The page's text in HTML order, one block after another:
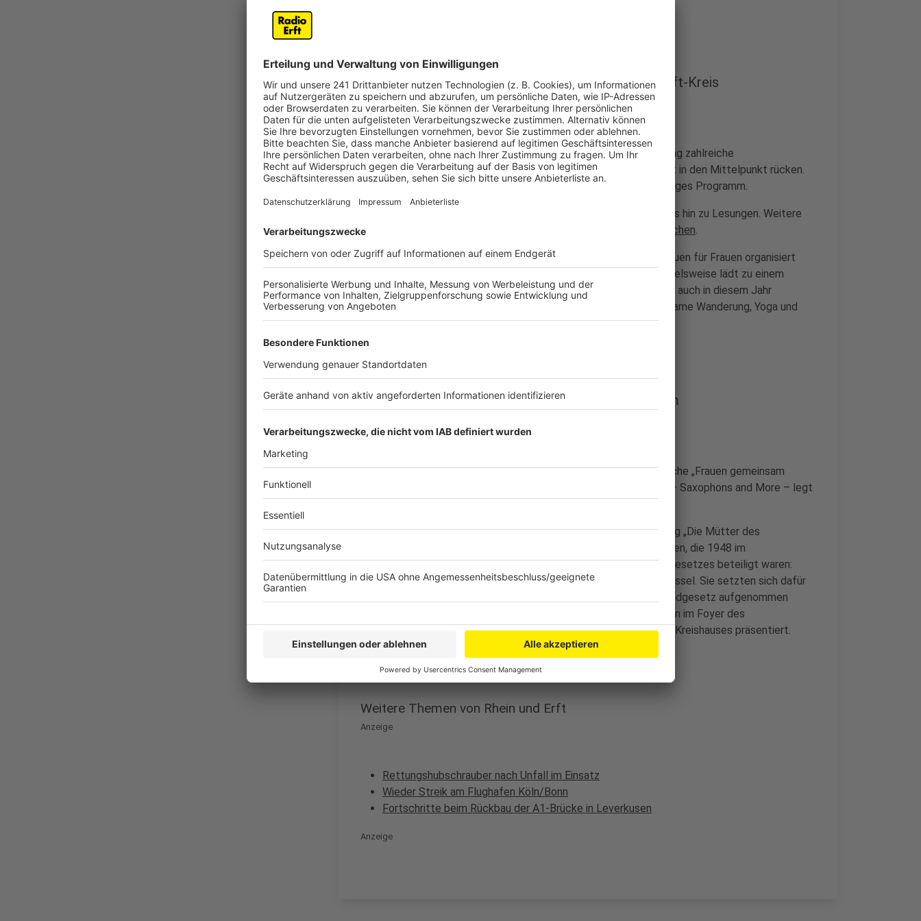
Aktionen zur Geschlechtergerechtigkeit im Rhein-Erft-Kreis
Anzeige
Im Rhein-Erft-Kreis finden rund um den Weltfrauentag am Samstag zahlreiche
Veranstaltungen statt, die das Thema Geschlechtergerechtigkeit in den Mittelpunkt rücken.
In Frechen und Brühl gibt es in den kommenden Tagen ein vielfältiges Programm.
In Frechen reicht das Angebot von einem Demokratiefrühstück bis hin zu Lesungen. Weitere
Infos zu den Veranstaltungen gibt es auf der
Seite der Stadt Frechen.
Auch in Brühl sind zahlreiche Veranstaltungen geplant, die von Frauen für Frauen organisiert
werden. Sabrina Degen vom Friseursalon Wolkenlos in Brühl beispielsweise lädt zu einem
Gesprächsabend ein. Ihr ist wichtig, dass die Brühler Frauenwoche auch in diesem Jahr
stattfindet. Zum Programm in Brühl gehören zudem eine gemeinsame Wanderung, Yoga und
eine Schreibwerkstatt. Eine Übersicht gibt esHIER.
Konzert und Ausstellung in Erftstadt und in Bergheim
In Erftstadt wird am Samstag (8. März) im Rahmen der Frauenwoche „Frauen gemeinsam
Stark“ ein besonderes Konzert veranstaltet. Die Big Band S.A.M. – Saxophons and More – legt
Im Kreishaus in Bergheim ist noch bis zum 18. März die Ausstellung „Die Mütter des
Grundgesetzes“ zu sehen. Diese Ausstellung würdigt die vier Frauen, die 1948 im
Parlamentarischen Rat maßgeblich an der Erarbeitung des Grundgesetzes beteiligt waren:
Friederike Nadig, Elisabeth Selbert, Helene Weber und Helene Wessel. Sie setzten sich dafür
ein, dass die Gleichstellung der Geschlechter als Artikel 3 ins Grundgesetz aufgenommen
wurde. Auf 17 Plakaten werden die Lebensbilder dieser Juristinnen im Foyer des
Kreistagsgebäudes in Bergheim während der Öffnungszeiten des Kreishauses präsentiert.
Weitere Themen von Rhein und Erft
Anzeige
Rettungshubschrauber nach Unfall im Einsatz
Wieder Streik am Flughafen Köln/Bonn
Fortschritte beim Rückbau der A1-Brücke in Leverkusen
Anzeige